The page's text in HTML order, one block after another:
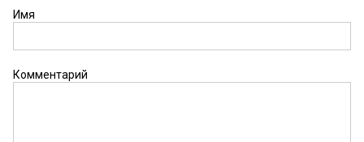
Пассажир 30 июня 2020 в 19:01:
Имя
Комментарий